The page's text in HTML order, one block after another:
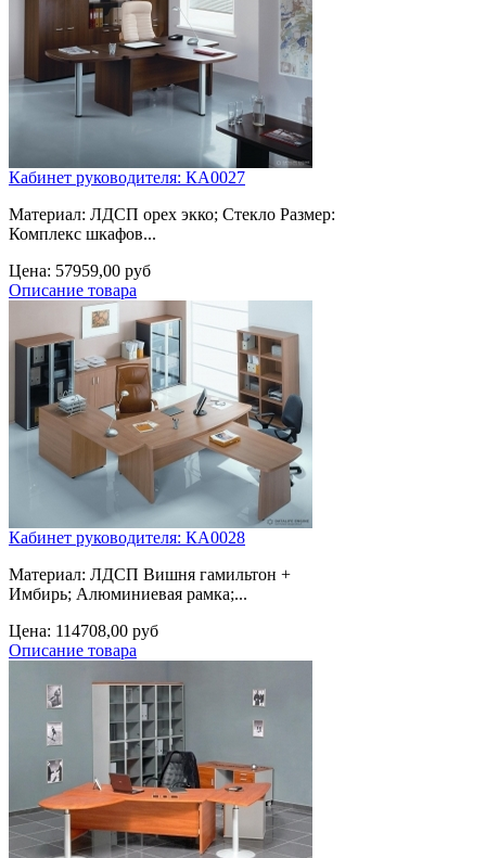
Кабинет руководителя: КА0027
Материал: ЛДСП орех экко; Стекло Размер:
Комплекс шкафов...
Цена: 57959,00 руб
Описание товара
Кабинет руководителя: КА0028
Материал: ЛДСП Вишня гамильтон +
Имбирь; Алюминиевая рамка;...
Цена: 114708,00 руб
Описание товара